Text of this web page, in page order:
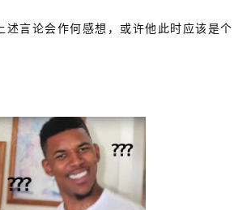
述言论会作何感想，或许他此时应该是个